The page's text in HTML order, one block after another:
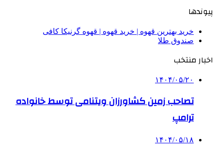
پیوندها
خرید بهترین قهوه | خرید قهوه | قهوه گرنیکا کافی
صندوق طلا
اخبار منتخب
۱۴۰۴/۰۵/۲۰
تصاحب زمین کشاورزان ویتنامی توسط خانواده
ترامپ
۱۴۰۴/۰۵/۱۸